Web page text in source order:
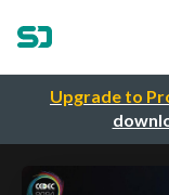
Upgrade to